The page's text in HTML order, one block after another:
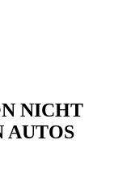
NICHT
AUTOS